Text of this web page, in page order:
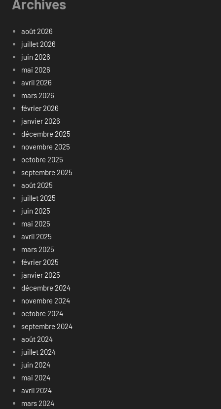
Archives
août 2026
juillet 2026
juin 2026
mai 2026
avril 2026
mars 2026
février 2026
janvier 2026
décembre 2025
novembre 2025
octobre 2025
septembre 2025
août 2025
juillet 2025
juin 2025
mai 2025
avril 2025
mars 2025
février 2025
janvier 2025
décembre 2024
novembre 2024
octobre 2024
septembre 2024
août 2024
juillet 2024
juin 2024
mai 2024
avril 2024
mars 2024